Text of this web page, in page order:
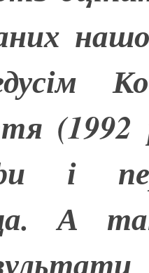
(1992
і
А